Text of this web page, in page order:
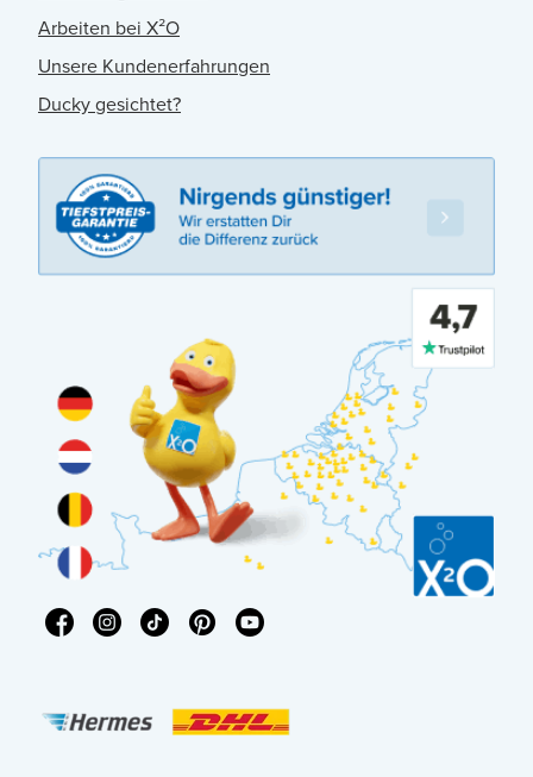
Arbeiten bei X²O
Unsere Kundenerfahrungen
Ducky gesichtet?